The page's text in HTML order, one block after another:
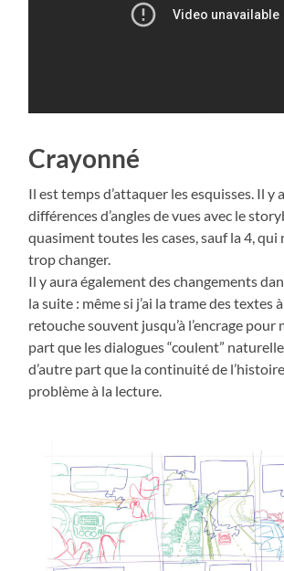
Crayonné
Il est temps d’attaquer les esquisses. Il y
différences d’angles de vues avec le
quasiment toutes les cases, sauf la 4, qui
trop changer.
Il y aura également des changements
la suite : même si j’ai la trame des textes
retouche souvent jusqu’à l’encrage pour
part que les dialogues “coulent”
d’autre part que la continuité de
problème à la lecture.